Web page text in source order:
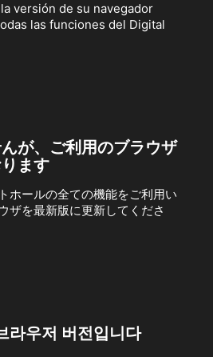
versión de su navegador
las funciones del Digital
が、ご利用のブラウザ
ます
ホールの全ての機能をご利用い
ザを最新版に更新してくださ
라우저 버전입니다